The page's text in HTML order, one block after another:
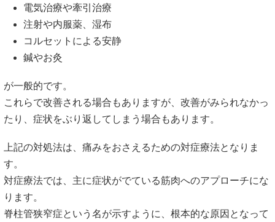
電気治療や牽引治療
注射や内服薬、湿布
コルセットによる安静
鍼やお灸
が一般的です。
これらで改善される場合もありますが、改善がみられなかっ
たり、症状をぶり返してしまう場合もあります。
上記の対処法は、痛みをおさえるための対症療法となりま
す。
対症療法では、主に症状がでている筋肉へのアプローチにな
ります。
脊柱管狭窄症という名が示すように、根本的な原因となって